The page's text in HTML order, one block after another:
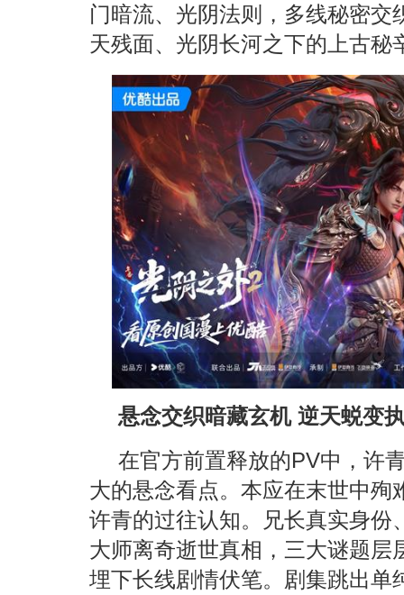
门暗流、光阴法则，多线秘密
天残面、光阴长河之下的上古秘
悬念交织暗藏玄机 逆天蜕变
在官方前置释放的PV中，许
大的悬念看点。本应在末世中殉
许青的过往认知。兄长真实身份
大师离奇逝世真相，三大谜题层
埋下长线剧情伏笔。剧集跳出单